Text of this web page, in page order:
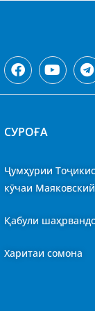
CУРОҒА
Ҷумҳурии
кӯчаи
Қабули
Харитаи сомона